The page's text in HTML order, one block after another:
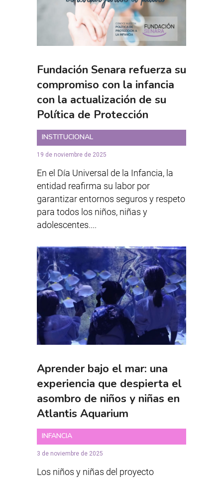
Fundación Senara refuerza su
compromiso con la infancia
con la actualización de su
Política de Protección
INSTITUCIONAL
19 de noviembre de 2025
En el Día Universal de la Infancia, la
entidad reafirma su labor por
garantizar entornos seguros y respeto
para todos los niños, niñas y
adolescentes....
Aprender bajo el mar: una
experiencia que despierta el
asombro de niños y niñas en
Atlantis Aquarium
INFANCIA
3 de noviembre de 2025
Los niños y niñas del proyecto